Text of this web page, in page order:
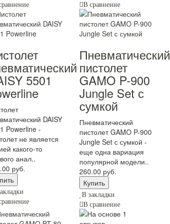
В сравнение
5501
DAISY
Powerline -
не является
какого-то
анал..
руб.
Пневматический
пистолет
GAMO P-900
Jungle Set с
сумкой
Пневматический
пистолет GAMO P-900
Jungle Set с сумкой -
еще одна вариация
популярной модели..
260.00 руб.
В закладки
В сравнение